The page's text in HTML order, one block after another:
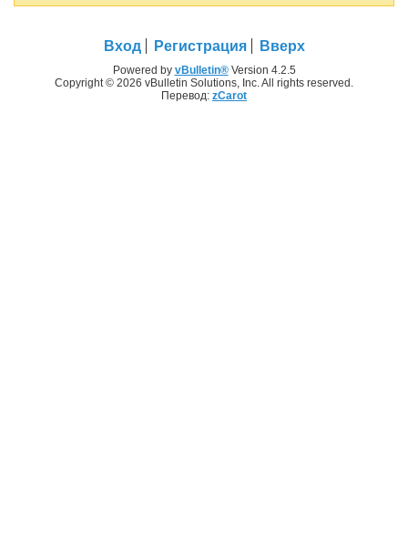
Вход Регистрация Вверх
Powered by vBulletin®Version 4.2.5
Copyright © 2026 vBulletin Solutions, Inc. All rights reserved.
Перевод: zCarot